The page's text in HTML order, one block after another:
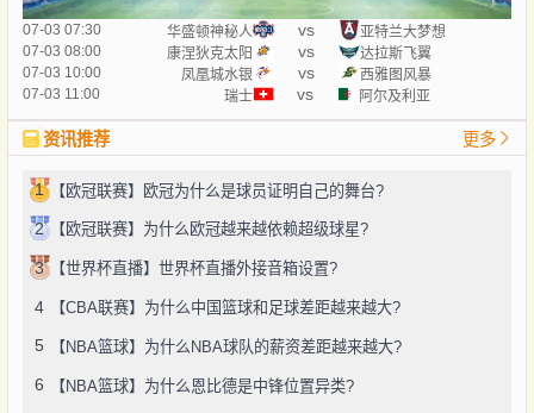
07-03 07:30 华盛顿神秘人 vs
亚特兰大梦想
07-03 08:00
康涅狄克太阳 vs
达拉斯飞翼
07-03 10:00
凤凰城水银 vs
西雅图风暴
07-03 11:00
瑞士 vs 阿尔及利亚
资讯推荐 更多
1 【欧冠联赛】欧冠为什么是球员证明自己的舞台?
2 【欧冠联赛】为什么欧冠越来越依赖超级球星?
3 【世界杯直播】世界杯直播外接音箱设置?
4 【CBA联赛】为什么中国篮球和足球差距越来越大?
5 【NBA篮球】为什么NBA球队的薪资差距越来越大?
6 【NBA篮球】为什么恩比德是中锋位置异类?